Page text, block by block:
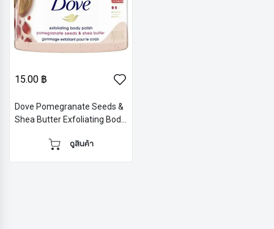
15.00 ฿
Dove Pomegranate Seeds &
Shea Butter Exfoliating Body
ดูสินค้า